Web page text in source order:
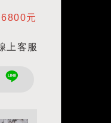
元
上客服